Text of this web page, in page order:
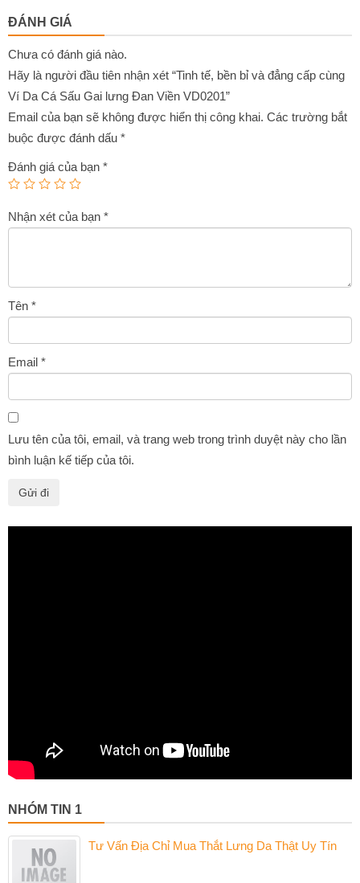
out
of
5
5
ĐÁNH GIÁ
Chưa có đánh giá nào.
Hãy là người đầu tiên nhận xét “Tinh tế, bền bỉ và đẳng cấp cùng
Ví Da Cá Sấu Gai lưng Đan Viền VD0201”
Email của bạn sẽ không được hiển thị công khai. Các trường bắt
buộc được đánh dấu *
Đánh giá của bạn *
Nhận xét của bạn *
Tên *
Email *
Lưu tên của tôi, email, và trang web trong trình duyệt này cho lần
bình luận kế tiếp của tôi.
NHÓM TIN 1
Tư Vấn Địa Chỉ Mua Thắt Lưng Da Thật Uy Tín